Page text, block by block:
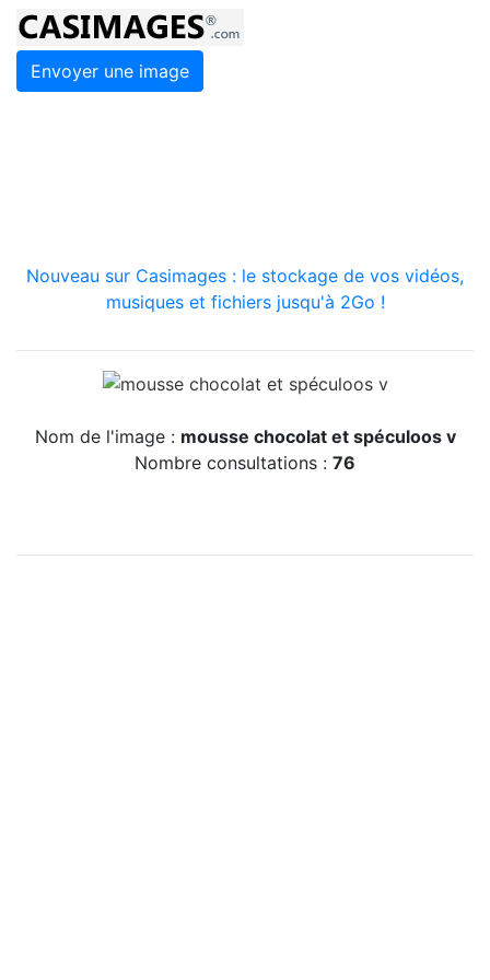
Envoyer une image
Nouveau sur Casimages : le stockage de vos vidéos,
musiques et fichiers jusqu'à 2Go !
Nom de l'image : mousse chocolat et spéculoos v
Nombre consultations : 76